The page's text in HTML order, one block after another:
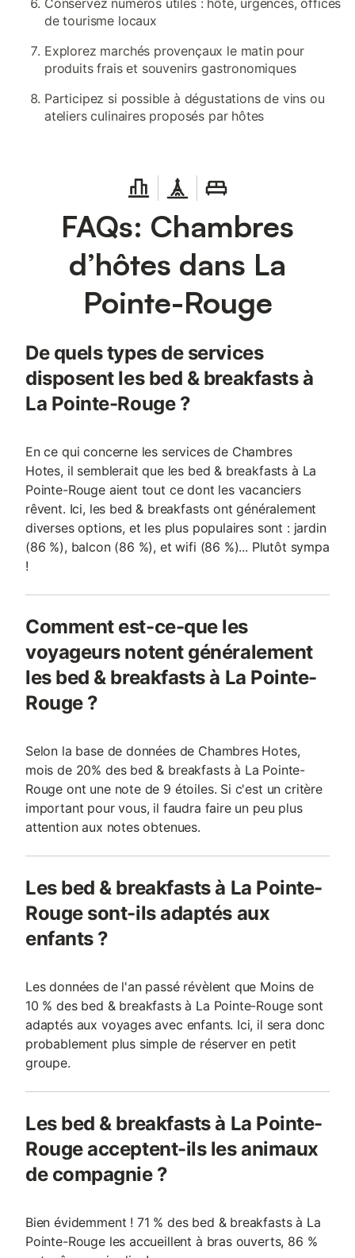
Conservez numéros utiles : hôte, urgences, offices
de tourisme locaux
Explorez marchés provençaux le matin pour
produits frais et souvenirs gastronomiques
Participez si possible à dégustations de vins ou
ateliers culinaires proposés par hôtes
FAQs: Chambres
d’hôtes dans La
Pointe-Rouge
De quels types de services
disposent les bed & breakfasts à
La Pointe-Rouge ?
En ce qui concerne les services de Chambres
Hotes, il semblerait que les bed & breakfasts à La
Pointe-Rouge aient tout ce dont les vacanciers
rêvent. Ici, les bed & breakfasts ont généralement
diverses options, et les plus populaires sont : jardin
(86 %), balcon (86 %), et wifi (86 %)... Plutôt sympa
!
Comment est-ce-que les
voyageurs notent généralement
les bed & breakfasts à La Pointe-
Rouge ?
Selon la base de données de Chambres Hotes,
mois de 20% des bed & breakfasts à La Pointe-
Rouge ont une note de 9 étoiles. Si c'est un critère
important pour vous, il faudra faire un peu plus
attention aux notes obtenues.
Les bed & breakfasts à La Pointe-
Rouge sont-ils adaptés aux
enfants ?
Les données de l'an passé révèlent que Moins de
10 % des bed & breakfasts à La Pointe-Rouge sont
adaptés aux voyages avec enfants. Ici, il sera donc
probablement plus simple de réserver en petit
groupe.
Les bed & breakfasts à La Pointe-
Rouge acceptent-ils les animaux
de compagnie ?
Bien évidemment ! 71 % des bed & breakfasts à La
Pointe-Rouge les accueillent à bras ouverts, 86 %